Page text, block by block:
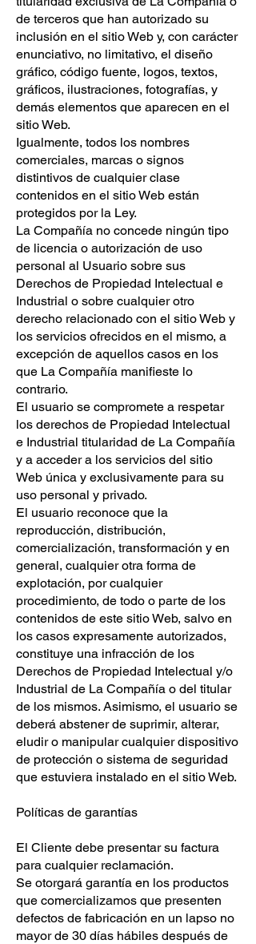
de terceros que han autorizado su
inclusión en el sitio Web y, con carácter
enunciativo, no limitativo, el diseño
gráfico, código fuente, logos, textos,
gráficos, ilustraciones, fotografías, y
demás elementos que aparecen en el
sitio Web.
Igualmente, todos los nombres
comerciales, marcas o signos
distintivos de cualquier clase
contenidos en el sitio Web están
protegidos por la Ley.
La Compañía no concede ningún tipo
de licencia o autorización de uso
personal al Usuario sobre sus
Derechos de Propiedad Intelectual e
Industrial o sobre cualquier otro
derecho relacionado con el sitio Web y
los servicios ofrecidos en el mismo, a
excepción de aquellos casos en los
que La Compañía manifieste lo
contrario.
El usuario se compromete a respetar
los derechos de Propiedad Intelectual
e Industrial titularidad de La Compañía
y a acceder a los servicios del sitio
Web única y exclusivamente para su
uso personal y privado.
El usuario reconoce que la
reproducción, distribución,
comercialización, transformación y en
general, cualquier otra forma de
explotación, por cualquier
procedimiento, de todo o parte de los
contenidos de este sitio Web, salvo en
los casos expresamente autorizados,
constituye una infracción de los
Derechos de Propiedad Intelectual y/o
Industrial de La Compañía o del titular
de los mismos. Asimismo, el usuario se
deberá abstener de suprimir, alterar,
eludir o manipular cualquier dispositivo
de protección o sistema de seguridad
que estuviera instalado en el sitio Web.
Políticas de garantías
El Cliente debe presentar su factura
para cualquier reclamación.
Se otorgará garantía en los productos
que comercializamos que presenten
defectos de fabricación en un lapso no
mayor de 30 días hábiles después de